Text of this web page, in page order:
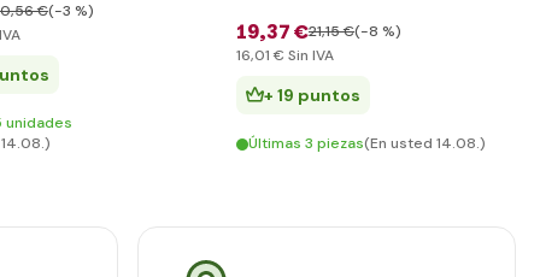
,56 €(-3 %)
unidades
19,37 €21,15 €(-8 %)
16,01 € Sin IVA
+ 19 puntos
Últimas 3 piezas(En usted 14.08.)